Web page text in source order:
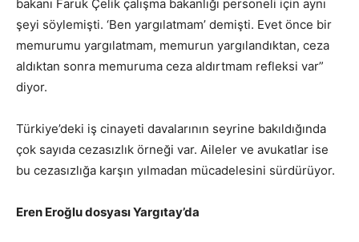
bakanı Faruk Çelik çalışma bakanlığı personeli için aynı
şeyi söylemişti. ‘Ben yargılatmam’ demişti. Evet önce bir
memurumu yargılatmam, memurun yargılandıktan, ceza
aldıktan sonra memuruma ceza aldırtmam refleksi var”
diyor.
Türkiye’deki iş cinayeti davalarının seyrine bakıldığında
çok sayıda cezasızlık örneği var. Aileler ve avukatlar ise
bu cezasızlığa karşın yılmadan mücadelesini sürdürüyor.
Eren Eroğlu dosyası Yargıtay’da